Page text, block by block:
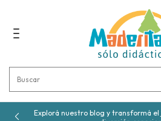
Explorá nuestro blog y transformá